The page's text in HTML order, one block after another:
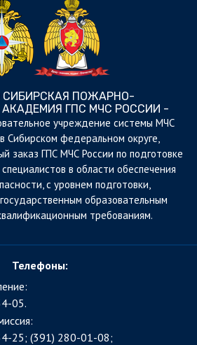
СИБИРСКАЯ ПОЖАРНО-
ГПС МЧС РОССИИ -
учреждение системы МЧС
Сибирском федеральном округе,
заказ ГПС МЧС России по подготовке
в области обеспечения
с уровнем подготовки,
образовательным
требованиям.
Телефоны:
05.
25; (391) 280-01-08;